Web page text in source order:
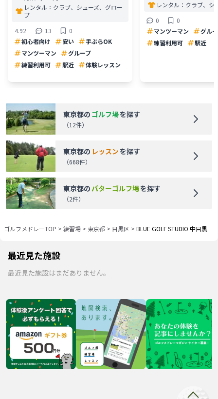
レンタル： クラブ、シューズ、グロー
ブ
4.92
13
0
初心者向け
安い
手ぶらOK
マンツーマン
グループ
練習利用可
駅近 体験レッスン
レンタル： クラブ、シ
0
0
マンツーマン
グル
練習利用可
駅近
東京都の ゴルフ場を探す
（12件）
東京都の レッスンを探す
（668件）
東京都のパターゴルフ場を探す
（2件）
ゴルフメドレーTOP > 練習場 > 東京都 > 目黒区 > BLUE GOLF STUDIO 中目黒
最近見た施設
最近見た施設はまだありません。